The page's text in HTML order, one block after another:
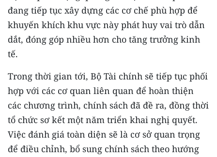
đang tiếp tục xây dựng các cơ chế phù hợp để
khuyến khích khu vực này phát huy vai trò dẫn
dắt, đóng góp nhiều hơn cho tăng trưởng kinh
tế.
Trong thời gian tới, Bộ Tài chính sẽ tiếp tục phối
hợp với các cơ quan liên quan để hoàn thiện
các chương trình, chính sách đã đề ra, đồng thời
tổ chức sơ kết một năm triển khai nghị quyết.
Việc đánh giá toàn diện sẽ là cơ sở quan trọng
để điều chỉnh, bổ sung chính sách theo hướng